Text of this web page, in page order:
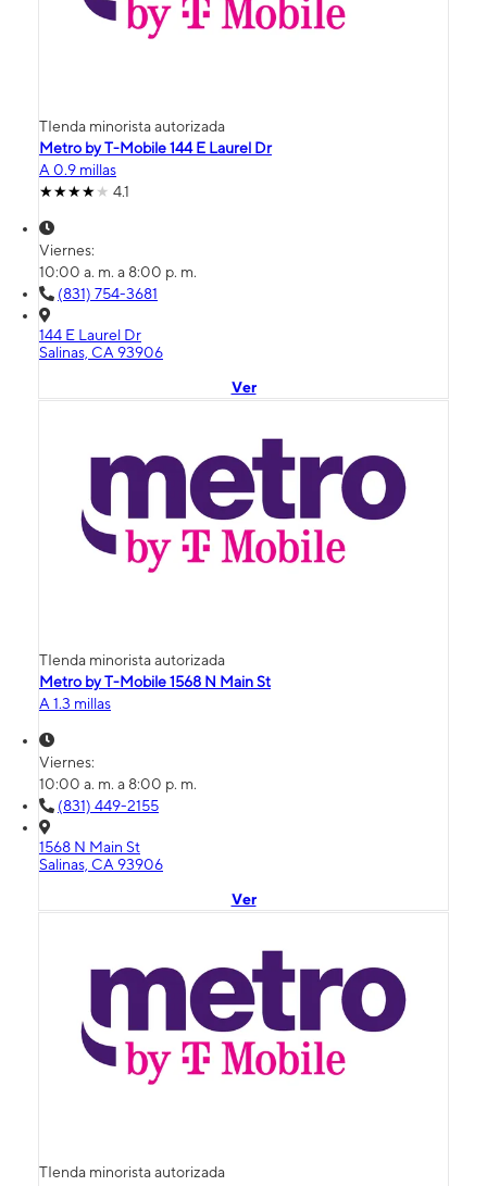
TIenda minorista autorizada
Metro by T-Mobile 144 E Laurel Dr
A 0.9 millas
4.1
Viernes:
10:00 a. m. a 8:00 p. m.
(831) 754-3681
144 E Laurel Dr
Salinas, CA 93906
Ver
TIenda minorista autorizada
Metro by T-Mobile 1568 N Main St
A 1.3 millas
Viernes:
10:00 a. m. a 8:00 p. m.
(831) 449-2155
1568 N Main St
Salinas, CA 93906
Ver
TIenda minorista autorizada